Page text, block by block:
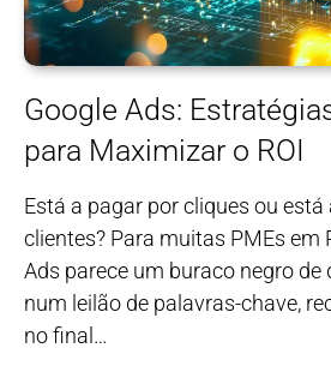
Google Ads:
para Maximizar o ROI
Está a pagar por cliques ou está
clientes? Para muitas PMEs em
Ads parece um buraco negro de
num leilão de palavras-chave,
no final…